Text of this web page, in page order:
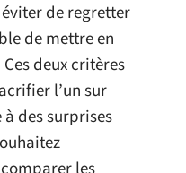
de regretter
de mettre en
deux critères
l’un sur
à des surprises